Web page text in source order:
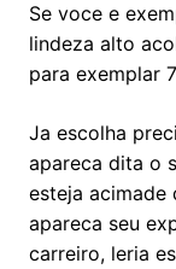
Se voce e
lindeza alto
para exemplar
Ja escolha
apareca dita o
esteja acimade
apareca seu
carreiro, leria